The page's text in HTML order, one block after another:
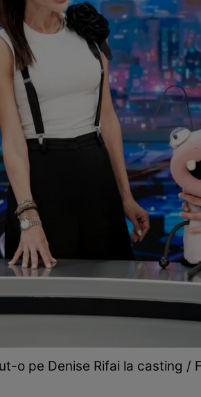
o pe Denise Rifai la casting /